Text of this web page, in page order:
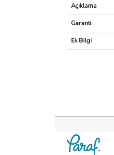
Açıklama
Garanti
Ek Bilgi